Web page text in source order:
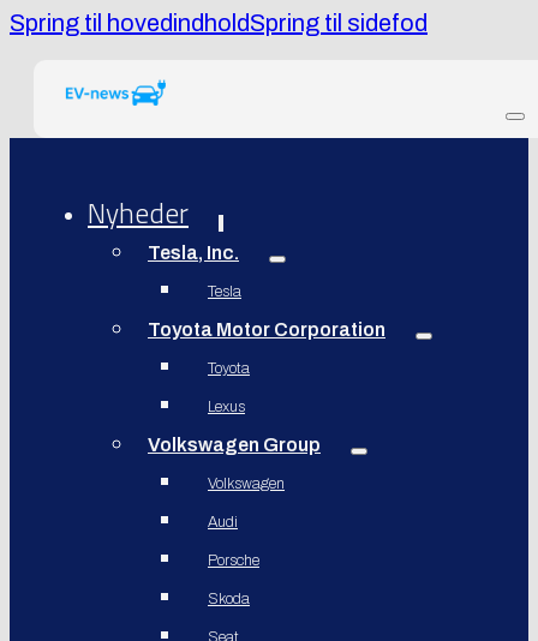
Spring til hovedindholdSpring til sidefod
Nyheder
Tesla, Inc.
Tesla
Toyota Motor Corporation
Toyota
Lexus
Volkswagen Group
Volkswagen
Audi
Porsche
Skoda
Seat